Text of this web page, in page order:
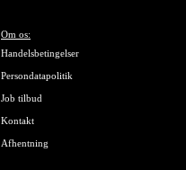
Om os:
Handelsbetingelser
Persondatapolitik
Job tilbud
Kontakt
Afhentning